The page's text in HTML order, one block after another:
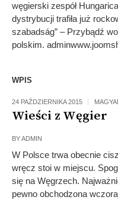
węgierski zespół
dystrybucji trafiła już
szabadság” – Przybądź
polskim.
WPIS
24 PAŹDZIERNIKA 2015
Wieści z Węgier
BYADMIN
W Polsce trwa obecnie
wręcz stoi w miejscu.
się na Węgrzech.
pewno obchodzona